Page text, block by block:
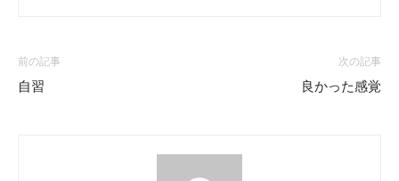
前の記事
自習
次の記事
良かった感覚